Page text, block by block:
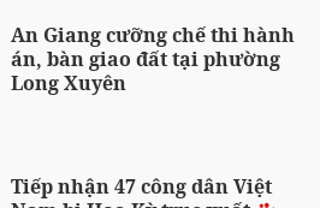
An Giang cưỡng chế thi hành
án, bàn giao đất tại phường
Long Xuyên
Tiếp nhận 47 công dân Việt